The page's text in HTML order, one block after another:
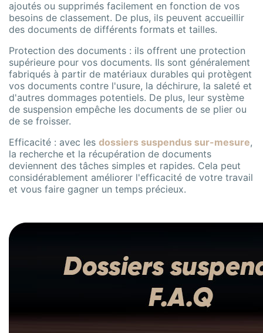
ajoutés ou supprimés facilement en fonction de vos
besoins de classement. De plus, ils peuvent accueillir
des documents de différents formats et tailles.
Protection des documents : ils offrent une protection
supérieure pour vos documents. Ils sont généralement
fabriqués à partir de matériaux durables qui protègent
vos documents contre l'usure, la déchirure, la saleté et
d'autres dommages potentiels. De plus, leur système
de suspension empêche les documents de se plier ou
de se froisser.
Efficacité : avec les dossiers suspendus sur-mesure,
la recherche et la récupération de documents
deviennent des tâches simples et rapides. Cela peut
considérablement améliorer l'efficacité de votre travail
et vous faire gagner un temps précieux.